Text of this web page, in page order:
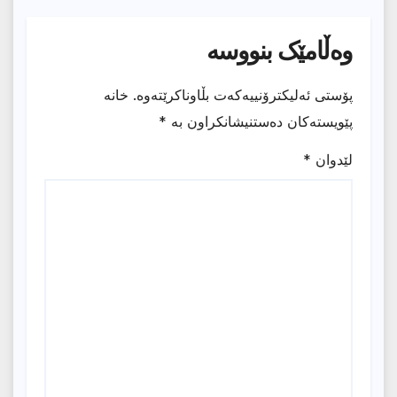
وەڵامێک بنووسە
پۆستی ئەلیکترۆنییەکەت بڵاوناکرێتەوە. خانە
پێویستەکان دەستنیشانکراون بە *
لێدوان *